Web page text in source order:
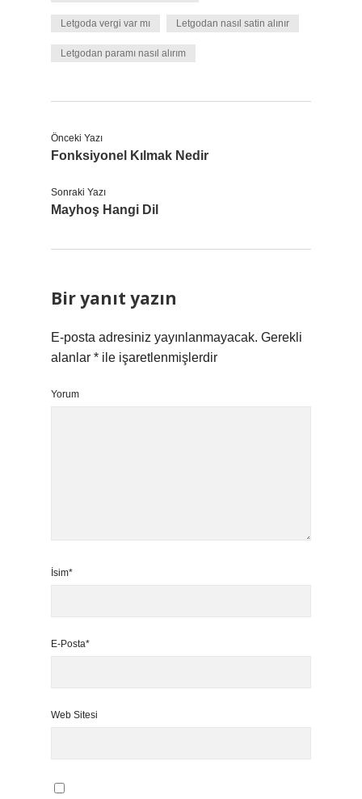
Letgoda vergi var mı Letgodan nasıl satin alınır
Letgodan paramı nasıl alırım
Önceki Yazı
Fonksiyonel Kılmak Nedir
Sonraki Yazı
Mayhoş Hangi Dil
Bir yanıt yazın
E-posta adresiniz yayınlanmayacak. Gerekli
alanlar * ile işaretlenmişlerdir
Yorum
İsim*
E-Posta*
Web Sitesi